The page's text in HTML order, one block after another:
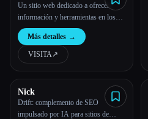
Un sitio web dedicado a ofrecer
información y herramientas en los
campos del SEO, el marketing de
contenidos, el análisis de sitios web,
etc.
Más detalles →
VISITA↗︎
Nick
Drift: complemento de SEO
impulsado por IA para sitios de